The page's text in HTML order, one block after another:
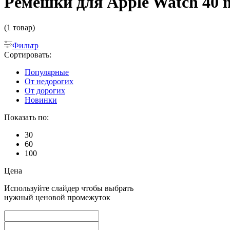
(1 товар)
Фильтр
Сортировать:
Популярные
От недорогих
От дорогих
Новинки
Показать по:
30
60
100
Цена
Используйте слайдер чтобы выбрать
нужный ценовой промежуток